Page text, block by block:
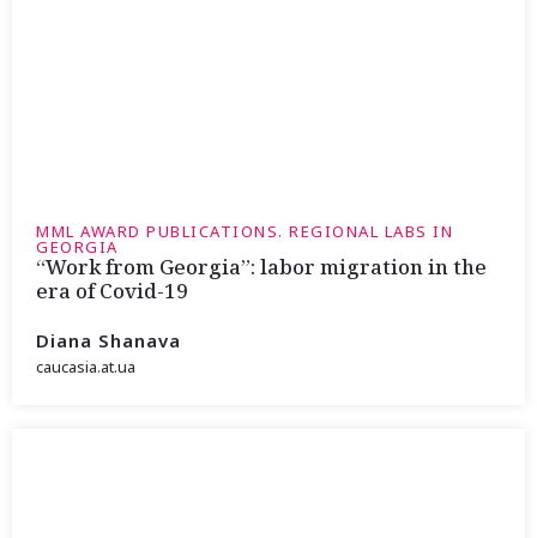
MML AWARD PUBLICATIONS. REGIONAL LABS IN
GEORGIA
“Work from Georgia”: labor migration in the
era of Covid-19
Diana Shanava
caucasia.at.ua